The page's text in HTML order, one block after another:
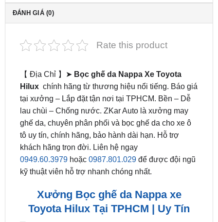
【 Địa Chỉ 】➤
Bọc ghế da Nappa Xe Toyota
tại xưởng – Lắp đặt tận nơi tại TPHCM. Bền – Dễ
lau chùi – Chống nước. ZKar Auto là xưởng may
ghế da, chuyên phân phối và bọc ghế da cho xe ô
tô uy tín, chính hãng, bảo hành dài hạn. Hỗ trợ
khách hãng trọn đời. Liên hệ ngay
0949.60.3979hoặc0987.801.029để được đội ngũ
kỹ thuật viên hỗ trợ nhanh chóng nhất.
Xưởng Bọc ghế da Nappa xe
Bọc Ghế Da Nappa Xe Toyota Hilux Tại TPHCM